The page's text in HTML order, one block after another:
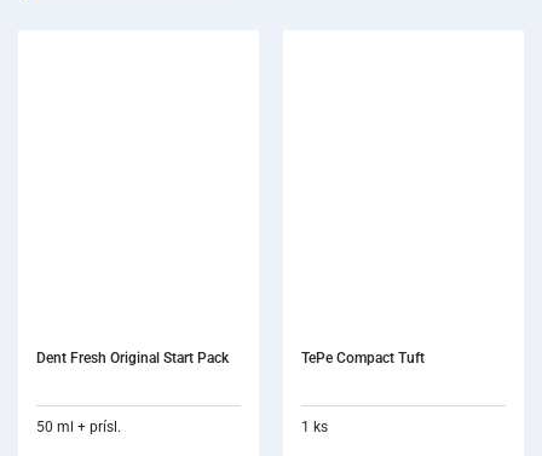
TePe Compact Tuft
1 ks